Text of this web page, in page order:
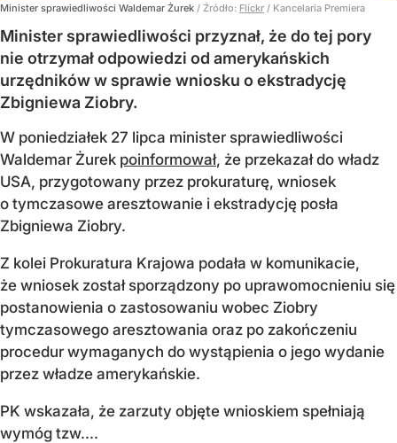
Minister sprawiedliwości Waldemar Żurek / Źródło: Flickr / Kancelaria Premiera
Minister sprawiedliwości przyznał, że do tej pory
nie otrzymał odpowiedzi od amerykańskich
urzędników w sprawie wniosku o ekstradycję
Zbigniewa Ziobry.
W poniedziałek 27 lipca minister sprawiedliwości
Waldemar Żurek poinformował, że przekazał do władz
USA, przygotowany przez prokuraturę, wniosek
o tymczasowe aresztowanie i ekstradycję posła
Zbigniewa Ziobry.
Z kolei Prokuratura Krajowa podała w komunikacie,
że wniosek został sporządzony po uprawomocnieniu się
postanowienia o zastosowaniu wobec Ziobry
tymczasowego aresztowania oraz po zakończeniu
procedur wymaganych do wystąpienia o jego wydanie
przez władze amerykańskie.
PK wskazała, że zarzuty objęte wnioskiem spełniają
wymóg tzw....